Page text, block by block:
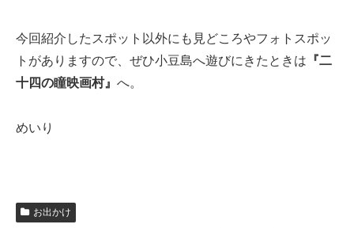
今回紹介したスポット以外にも見どころやフォトスポッ
トがありますので、ぜひ小豆島へ遊びにきたときは 『二
十四の瞳映画村』 へ。
めいり
お出かけ